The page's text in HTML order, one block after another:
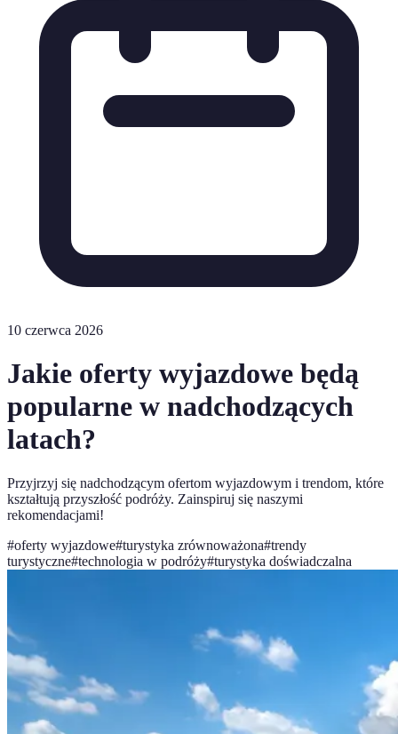
10 czerwca 2026
Jakie oferty wyjazdowe będą
popularne w nadchodzących
latach?
Przyjrzyj się nadchodzącym ofertom wyjazdowym i trendom, które
kształtują przyszłość podróży. Zainspiruj się naszymi
rekomendacjami!
#oferty wyjazdowe#turystyka zrównoważona#trendy
turystyczne#technologia w podróży#turystyka doświadczalna